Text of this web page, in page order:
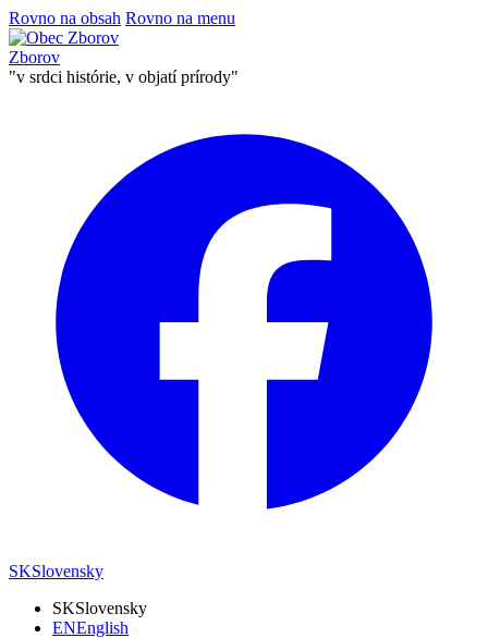
Rovno na obsah Rovno na menu
Zborov
"v srdci histórie, v objatí prírody"
SKSlovensky
SKSlovensky
ENEnglish